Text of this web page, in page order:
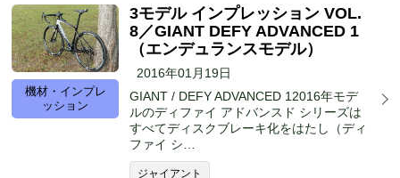
機材・インプレ
ッション
3モデル インプレッション VOL.
8／GIANT DEFY ADVANCED 1
（エンデュランスモデル）
2016年01月19日
GIANT / DEFY ADVANCED 12016年モデ
ルのディファイ アドバンスド シリーズは
すべてディスクブレーキ化をはたし（ディ
ファイ シ…
ジャイアント